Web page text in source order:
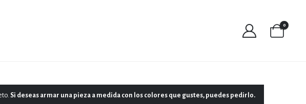
0
Si deseas armar una pieza a medida con los colores que gustes, puedes pedirlo.